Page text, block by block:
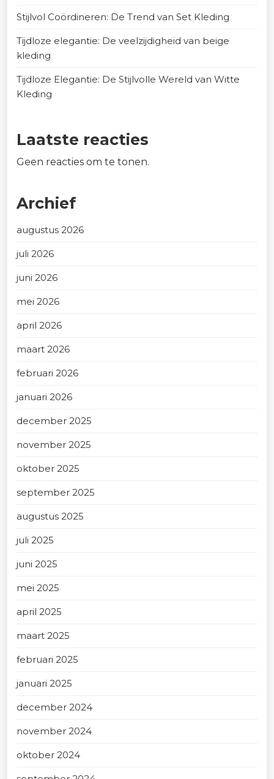
Stijlvol Coördineren: De Trend van Set Kleding
Tijdloze elegantie: De veelzijdigheid van beige
kleding
Tijdloze Elegantie: De Stijlvolle Wereld van Witte
Kleding
Laatste reacties
Geen reacties om te tonen.
Archief
augustus 2026
juli 2026
juni 2026
mei 2026
april 2026
maart 2026
februari 2026
januari 2026
december 2025
november 2025
oktober 2025
september 2025
augustus 2025
juli 2025
juni 2025
mei 2025
april 2025
maart 2025
februari 2025
januari 2025
december 2024
november 2024
oktober 2024